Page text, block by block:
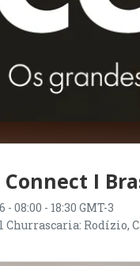
Connect I
- 08:00 - 18:30 GMT-3
Churrascaria: Rodízio,